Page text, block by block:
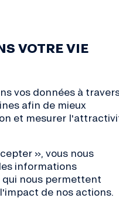
www.mobicoop.fr/
font l’économie
VOTRE VIE
vos données à
afin de mieux
», vous nous
nous permettent
de nos actions.